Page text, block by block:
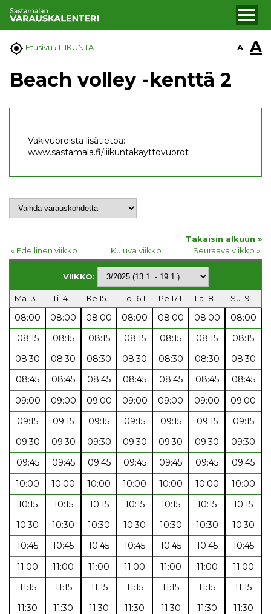
 Etusivu › LIIKUNTA A A
Beach volley -kenttä 2
Vakivuoroista lisätietoa:
www.sastamala.fi/liikuntakayttovuorot
Takaisin alkuun »
« Edellinen viikko
Kuluva viikko Seuraava viikko »
VIIKKO:
Ma 13.1. Ti 14.1. Ke 15.1. To 16.1. Pe 17.1. La 18.1. Su 19.1.
08:00 08:00 08:00 08:00 08:00 08:00
08:00
08:15
08:15 08:15 08:15 08:15 08:15
08:15
08:30
08:30 08:30 08:30 08:30 08:30
08:30
08:45
08:45 08:45 08:45 08:45 08:45
08:45
09:00
09:00 09:00 09:00 09:00 09:00
09:00
09:15
09:15 09:15 09:15 09:15 09:15
09:15
09:30
09:30 09:30 09:30 09:30 09:30
09:30
09:45
09:45 09:45 09:45 09:45 09:45
09:45
10:00
10:00 10:00 10:00 10:00 10:00
10:00
10:15
10:15 10:15 10:15 10:15 10:15
10:15
10:30
10:30 10:30 10:30 10:30 10:30
10:30
10:45
10:45 10:45 10:45 10:45 10:45
10:45
11:00
11:00 11:00 11:00 11:00 11:00
11:00
11:15
11:15 11:15 11:15 11:15 11:15
11:15
11:30
11:30 11:30 11:30 11:30 11:30
11:30